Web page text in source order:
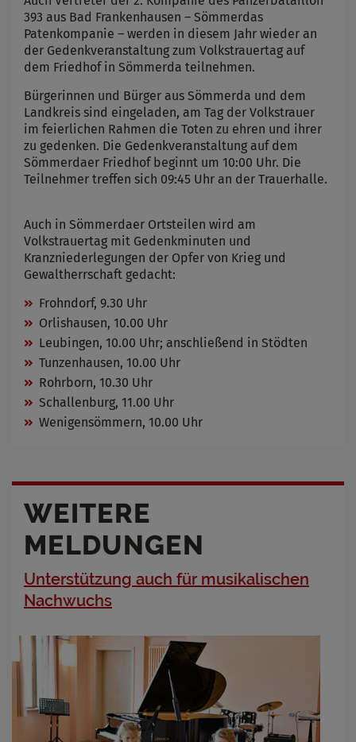
393 aus Bad Frankenhausen – Sömmerdas
Patenkompanie – werden in diesem Jahr wieder an
der Gedenkveranstaltung zum Volkstrauertag auf
dem Friedhof in Sömmerda teilnehmen.
Bürgerinnen und Bürger aus Sömmerda und dem
Landkreis sind eingeladen, am Tag der Volkstrauer
im feierlichen Rahmen die Toten zu ehren und ihrer
zu gedenken. Die Gedenkveranstaltung auf dem
Sömmerdaer Friedhof beginnt um 10:00 Uhr. Die
Teilnehmer treffen sich 09:45 Uhr an der Trauerhalle.
Auch in Sömmerdaer Ortsteilen wird am
Volkstrauertag mit Gedenkminuten und
Kranzniederlegungen der Opfer von Krieg und
Gewaltherrschaft gedacht:
Frohndorf, 9.30 Uhr
Orlishausen, 10.00 Uhr
Leubingen, 10.00 Uhr; anschließend in Stödten
Tunzenhausen, 10.00 Uhr
Rohrborn, 10.30 Uhr
Schallenburg, 11.00 Uhr
Wenigensömmern, 10.00 Uhr
WEITERE
MELDUNGEN
Unterstützung auch für musikalischen
Nachwuchs